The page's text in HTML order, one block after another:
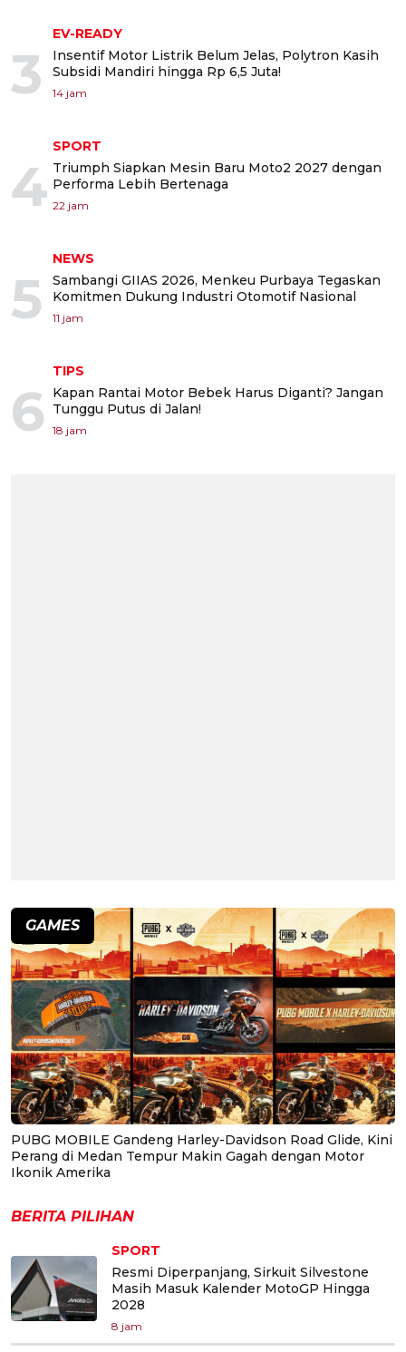
3
EV-READY
Insentif Motor Listrik Belum Jelas, Polytron Kasih
Subsidi Mandiri hingga Rp 6,5 Juta!
14 jam
4
SPORT
Triumph Siapkan Mesin Baru Moto2 2027 dengan
Performa Lebih Bertenaga
22 jam
5
NEWS
Sambangi GIIAS 2026, Menkeu Purbaya Tegaskan
Komitmen Dukung Industri Otomotif Nasional
11 jam
6
TIPS
Kapan Rantai Motor Bebek Harus Diganti? Jangan
Tunggu Putus di Jalan!
18 jam
GAMES
PUBG MOBILE Gandeng Harley-Davidson Road Glide, Kini
Perang di Medan Tempur Makin Gagah dengan Motor
Ikonik Amerika
BERITA PILIHAN
SPORT
Resmi Diperpanjang, Sirkuit Silvestone
Masih Masuk Kalender MotoGP Hingga
2028
8 jam